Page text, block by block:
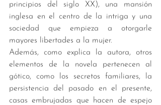
principios del siglo XX), una mansión
inglesa en el centro de la intriga y una
sociedad que empieza a otorgarle
mayores libertades a la mujer.
Además, como explica la autora, otros
elementos de la novela pertenecen al
gótico, como los secretos familiares, la
persistencia del pasado en el presente,
casas embrujadas que hacen de espejo